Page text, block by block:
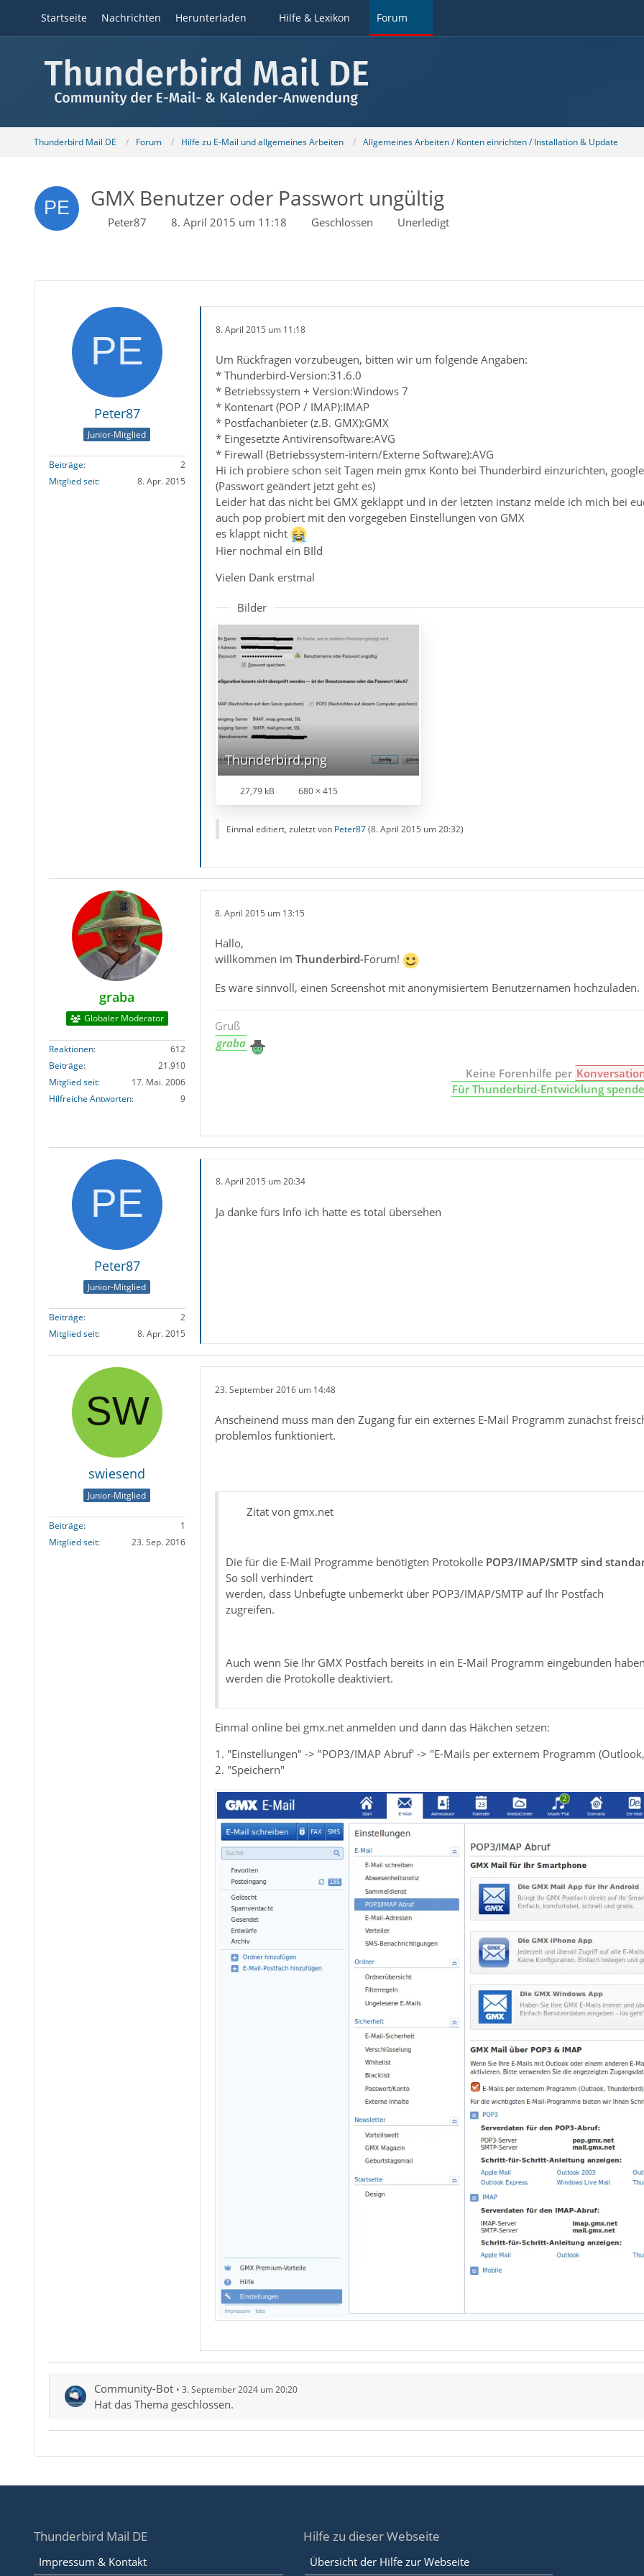
Startseite Nachrichten Herunterladen Hilfe & Lexikon Forum
Thunderbird Mail DE Forum Hilfe zu E-Mail und allgemeines Arbeiten Allgemeines Arbeiten / Konten einrichten / Installation & Update
GMX Benutzer oder Passwort ungültig
Peter87 8. April 2015 um 11:18 Geschlossen Unerledigt
Peter87
Junior-Mitglied
Beiträge
2
Mitglied seit
8. Apr. 2015
8. April 2015 um 11:18
Um Rückfragen vorzubeugen, bitten wir um folgende Angaben:
* Thunderbird-Version:31.6.0
* Betriebssystem + Version:Windows 7
* Kontenart (POP / IMAP):IMAP
* Postfachanbieter (z.B. GMX):GMX
* Eingesetzte Antivirensoftware:AVG
* Firewall (Betriebssystem-intern/Externe Software):AVG
Hi ich probiere schon seit Tagen mein gmx Konto bei Thunderbird einzurichten,
(Passwort geändert jetzt geht es)
Leider hat das nicht bei GMX geklappt und in der letzten instanz melde ich mich bei
auch pop probiert mit den vorgegeben Einstellungen von GMX
es klappt nicht
Hier nochmal ein BIld
Vielen Dank erstmal
Bilder
Thunderbird.png
27,79 kB 680 × 415
Einmal editiert, zuletzt von Peter87(8. April 2015 um 20:32)
graba
Globaler Moderator
Reaktionen
612
Beiträge
21.910
Mitglied seit
17. Mai. 2006
Hilfreiche Antworten
9
8. April 2015 um 13:15
Hallo,
willkommen im Thunderbird-Forum!
Es wäre sinnvoll, einen Screenshot mit anonymisiertem Benutzernamen hochzuladen.
Gruß
graba
Keine Forenhilfe per
Für Thunderbird-Entwicklung
Peter87
Junior-Mitglied
Beiträge
2
Mitglied seit
8. Apr. 2015
8. April 2015 um 20:34
Ja danke fürs Info ich hatte es total übersehen
swiesend
Junior-Mitglied
Beiträge
1
Mitglied seit
23. Sep. 2016
23. September 2016 um 14:48
Anscheinend muss man den Zugang für ein externes E-Mail Programm zunächst
problemlos funktioniert.
Zitat von gmx.net
Die für die E-Mail Programme benötigten Protokolle POP3/IMAP/SMTP sind
So soll verhindert
werden, dass Unbefugte unbemerkt über POP3/IMAP/SMTP auf Ihr Postfach
zugreifen.
Auch wenn Sie Ihr GMX Postfach bereits in ein E-Mail Programm eingebunden
werden die Protokolle deaktiviert.
Einmal online bei gmx.net anmelden und dann das Häkchen setzen:
1. "Einstellungen" -> "POP3/IMAP Abruf' -> "E-Mails per externem Programm
2. "Speichern"
Community-Bot 3. September 2024 um 20:20
Hat das Thema geschlossen.
Thunderbird Mail DE
Impressum & Kontakt
Hilfe zu dieser Webseite
Übersicht der Hilfe zur Webseite